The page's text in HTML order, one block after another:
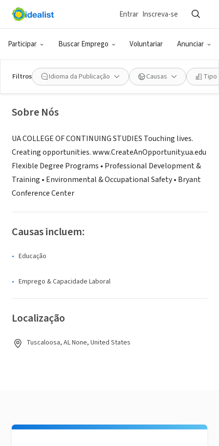
Participar Buscar Emprego Voluntariar Anunciar
Entrar Inscreva-se
Filtros Idioma da Publicação Causas Tipo
ONG (SETOR SOCIAL)
The University of Alabama,
Continuing Studies
Tuscaloosa, AL|continuingstudies.ua.edu
Sobre Nós
UA COLLEGE OF CONTINUING STUDIES Touching lives.
Creating opportunities. www.CreateAnOpportunity.ua.edu
Flexible Degree Programs • Professional Development &
Training • Environmental & Occupational Safety • Bryant
Conference Center
Causas incluem:
Educação
Emprego & Capacidade Laboral
Localização
Tuscaloosa, AL None, United States